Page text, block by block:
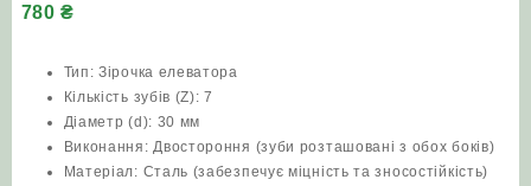
780₴
Тип: Зірочка елеватора
Кількість зубів (Z): 7
Діаметр (d): 30 мм
Виконання: Двостороння (зуби розташовані з обох боків)
Матеріал: Сталь (забезпечує міцність та зносостійкість)